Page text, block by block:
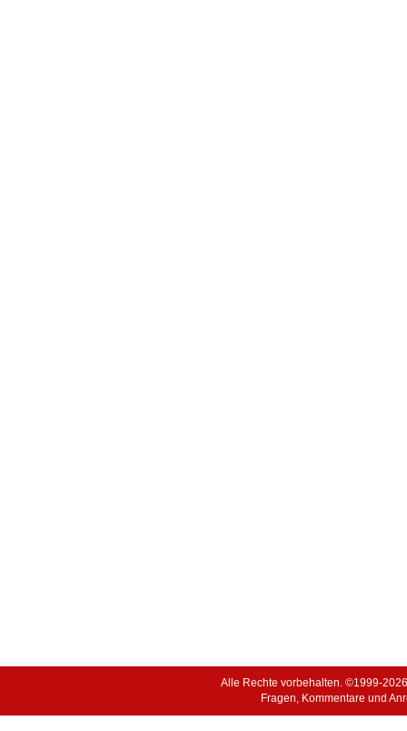
Alle Rechte vorbehalten. ©1999-
Fragen, Kommentare und